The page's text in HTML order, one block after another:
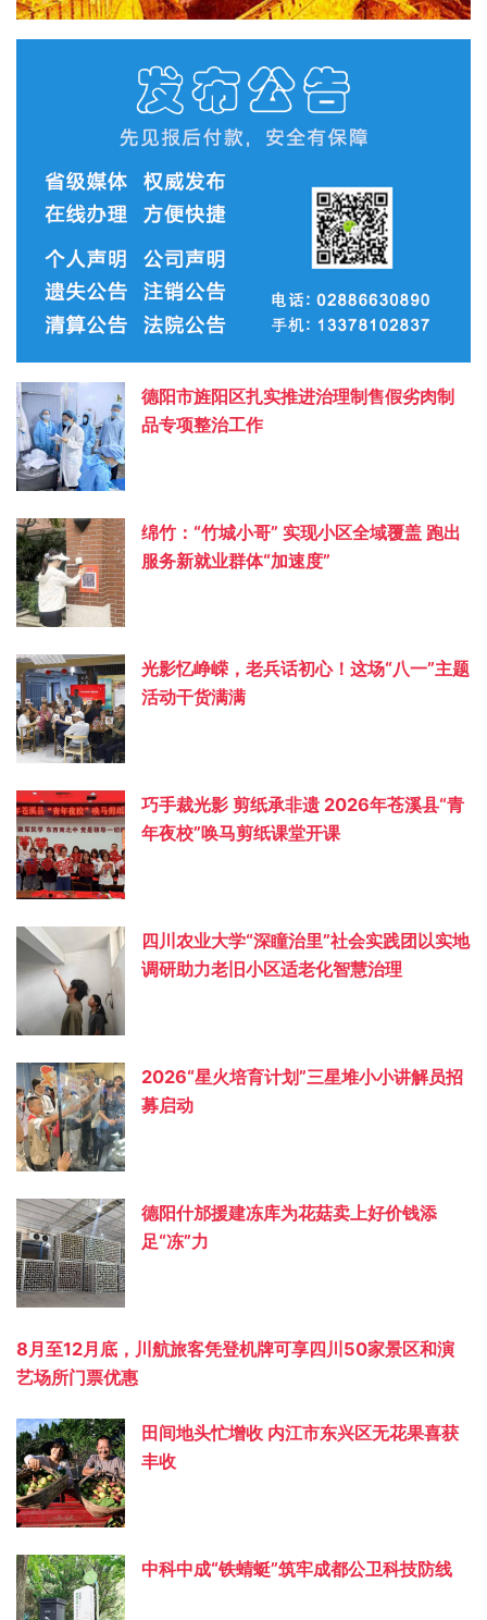
德阳市旌阳区扎实推进治理制售假劣肉制
品专项整治工作
绵竹：“竹城小哥” 实现小区全域覆盖 跑出
服务新就业群体“加速度”
光影忆峥嵘，老兵话初心！这场“八一”主题
活动干货满满
巧手裁光影 剪纸承非遗 2026年苍溪县“青
年夜校”唤马剪纸课堂开课
四川农业大学“深瞳治里”社会实践团以实地
调研助力老旧小区适老化智慧治理
2026“星火培育计划”三星堆小小讲解员招
募启动
德阳什邡援建冻库为花菇卖上好价钱添
足“冻”力
8月至12月底，川航旅客凭登机牌可享四川50家景区和演
艺场所门票优惠
田间地头忙增收 内江市东兴区无花果喜获
丰收
中科中成“铁蜻蜓”筑牢成都公卫科技防线